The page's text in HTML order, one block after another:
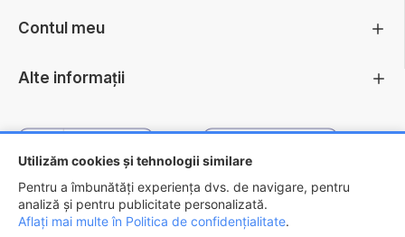
Utilizăm cookies și tehnologii similare
Pentru a îmbunătăți experiența dvs. de navigare, pentru
analiză și pentru publicitate personalizată.
Aflați mai multe în Politica de confidențialitate.
Contul meu
Alte informații
Copyright © 2026 - EXPOTEHNICA S.R.L.